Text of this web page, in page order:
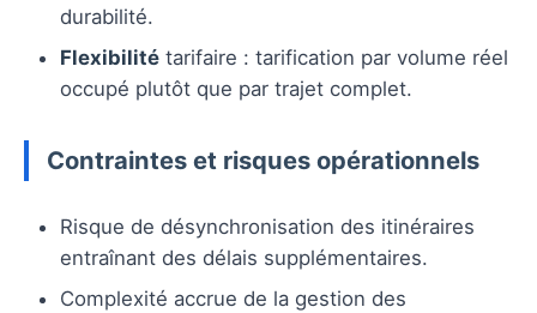
durabilité.
Flexibilité tarifaire : tarification par volume réel
occupé plutôt que par trajet complet.
Contraintes et risques opérationnels
Risque de désynchronisation des itinéraires
entraînant des délais supplémentaires.
Complexité accrue de la gestion des